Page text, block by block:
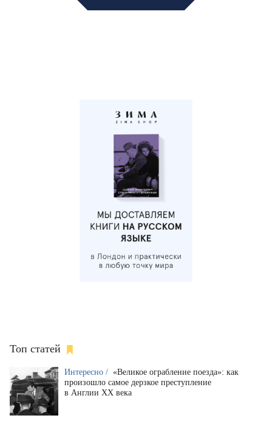
Топ статей
Интересно / «Великое ограбление поезда»: как
произошло самое дерзкое преступление
в Англии XX века